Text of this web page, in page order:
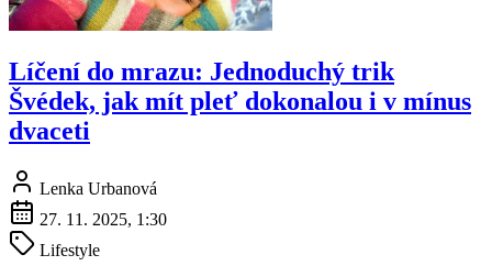
Líčení do mrazu: Jednoduchý trik
Švédek, jak mít pleť dokonalou i v mínus
dvaceti
Lenka Urbanová
27. 11. 2025, 1:30
Lifestyle